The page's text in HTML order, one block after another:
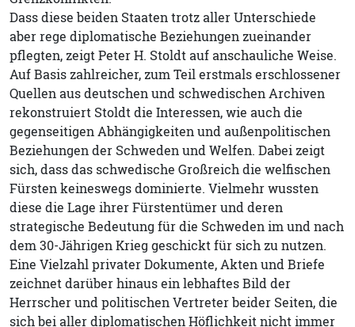
Dass diese beiden Staaten trotz aller Unterschiede
aber rege diplomatische Beziehungen zueinander
pflegten, zeigt Peter H. Stoldt auf anschauliche Weise.
Auf Basis zahlreicher, zum Teil erstmals erschlossener
Quellen aus deutschen und schwedischen Archiven
rekonstruiert Stoldt die Interessen, wie auch die
gegenseitigen Abhängigkeiten und außenpolitischen
Beziehungen der Schweden und Welfen. Dabei zeigt
sich, dass das schwedische Großreich die welfischen
Fürsten keineswegs dominierte. Vielmehr wussten
diese die Lage ihrer Fürstentümer und deren
strategische Bedeutung für die Schweden im und nach
dem 30-Jährigen Krieg geschickt für sich zu nutzen.
Eine Vielzahl privater Dokumente, Akten und Briefe
zeichnet darüber hinaus ein lebhaftes Bild der
Herrscher und politischen Vertreter beider Seiten, die
sich bei aller diplomatischen Höflichkeit nicht immer